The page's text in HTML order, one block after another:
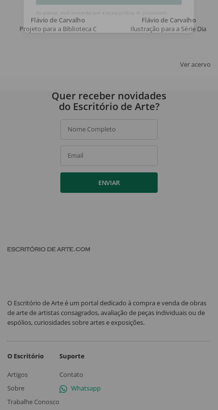
Flávio de Carvalho
Projeto para a Biblioteca Central de Salvador
Flávio de Carvalho
Ilustração para a Série
Ver acervo
Ao assinar, você concorda com a nossa política de privacidade.
Quer receber novidades
do Escritório de Arte?
Nome Completo
Email
ENVIAR
O Escritório de Arte é um portal dedicado à compra e venda de obras
de arte de artistas consagrados, avaliação de peças individuais ou de
espólios, curiosidades sobre artes e exposições.
O Escritório
Artigos
Sobre
Trabalhe Conosco
Suporte
Contato
Whatsapp